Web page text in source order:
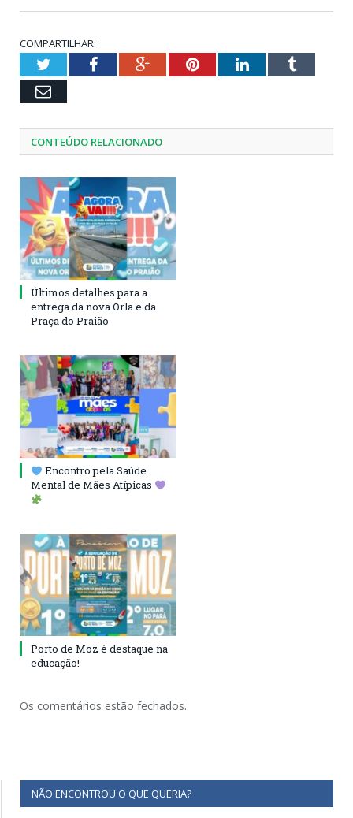
COMPARTILHAR:
TwitterFacebookGoogle+PinterestLinkedInTumblr
Email
CONTEÚDO RELACIONADO
Últimos detalhes para a
entrega da nova Orla e da
Praça do Praião
Encontro pela Saúde
Mental de Mães Atípicas
Porto de Moz é destaque na
educação!
Os comentários estão fechados.
NÃO ENCONTROU O QUE QUERIA?